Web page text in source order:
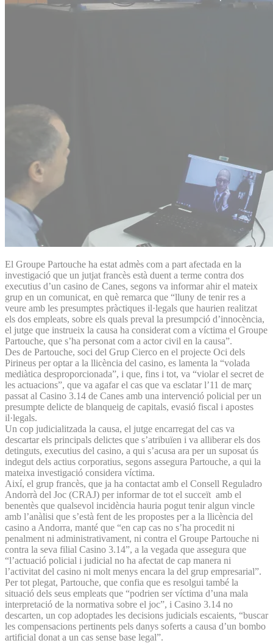
El Groupe Partouche ha estat admès com a part afectada en la
investigació que un jutjat francès està duent a terme contra dos
executius d’un casino de Canes, segons va informar ahir el mateix
grup en un comunicat, en què remarca que “lluny de tenir res a
veure amb les presumptes pràctiques il·legals que haurien realitzat
els dos empleats, sobre els quals preval la presumpció d’innocència,
el jutge que instrueix la causa ha considerat com a víctima el Groupe
Partouche, que s’ha personat com a actor civil en la causa”.
Des de Partouche, soci del Grup Cierco en el projecte Oci dels
Pirineus per optar a la llicència del casino, es lamenta la “volada
mediàtica desproporcionada”, i que, fins i tot, va “violar el secret de
les actuacions”, que va agafar el cas que va esclatar l’11 de març
passat al Casino 3.14 de Canes amb una intervenció policial per un
presumpte delicte de blanqueig de capitals, evasió fiscal i apostes
il·legals.
Un cop judicialitzada la causa, el jutge encarregat del cas va
descartar els principals delictes que s’atribuïen i va alliberar els dos
detinguts, executius del casino, a qui s’acusa ara per un suposat ús
indegut dels actius corporatius, segons assegura Partouche, a qui la
mateixa investigació considera víctima.
Així, el grup francès, que ja ha contactat amb el Consell Reguladro
Andorrà del Joc (CRAJ) per informar de tot el succeït amb el
benentès que qualsevol incidència hauria pogut tenir algun vincle
amb l’anàlisi que s’està fent de les propostes per a la llicència del
casino a Andorra, manté que “en cap cas no s’ha procedit ni
penalment ni administrativament, ni contra el Groupe Partouche ni
contra la seva filial Casino 3.14”, a la vegada que assegura que
“l’actuació policial i judicial no ha afectat de cap manera ni
l’activitat del casino ni molt menys encara la del grup empresarial”.
Per tot plegat, Partouche, que confia que es resolgui també la
situació dels seus empleats que “podrien ser víctima d’una mala
interpretació de la normativa sobre el joc”, i Casino 3.14 no
descarten, un cop adoptades les decisions judicials escaients, “buscar
les compensacions pertinents pels danys soferts a causa d’un bombo
artificial donat a un cas sense base legal”.